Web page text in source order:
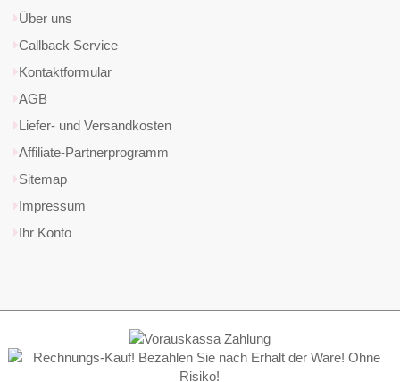
Über uns
Callback Service
Kontaktformular
AGB
Liefer- und Versandkosten
Affiliate-Partnerprogramm
Sitemap
Impressum
Ihr Konto